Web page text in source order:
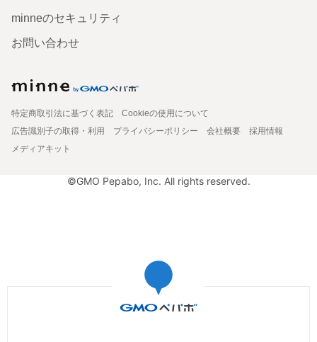
minneのセキュリティ
お問い合わせ
特定商取引法に基づく表記
Cookieの使用について
広告識別子の取得・利用
プライバシーポリシー 会社概要
採用情報
メディアキット
©GMO Pepabo, Inc. All rights reserved.